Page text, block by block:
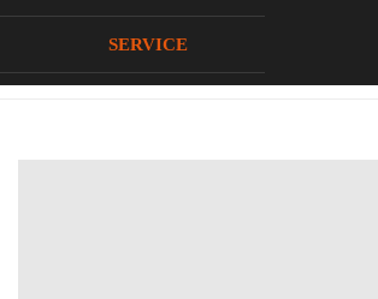
SERVICE
질문과답변